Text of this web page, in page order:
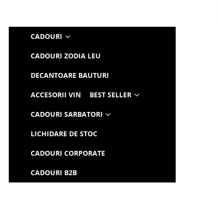
CADOURI
CADOURI ZODIA LEU
DECANTOARE BAUTURI
ACCESORII VIN BEST SELLER
CADOURI SARBATORI
LICHIDARE DE STOC
CADOURI CORPORATE
CADOURI B2B